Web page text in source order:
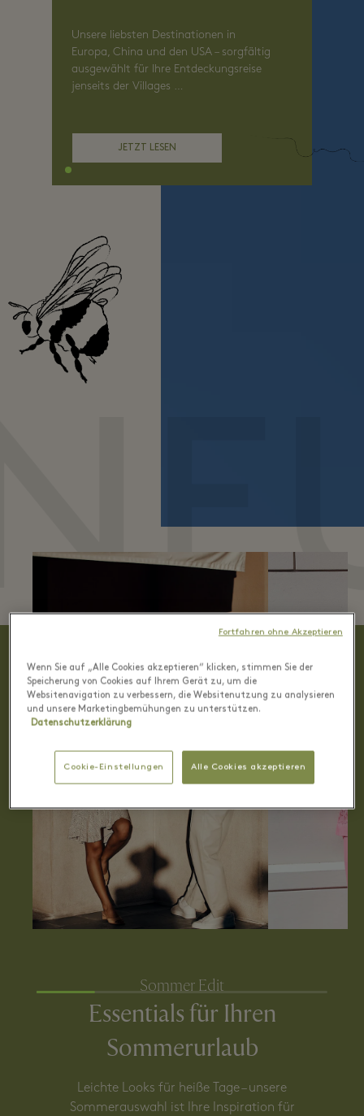
Unsere liebsten Destinationen in
Europa, China und den USA – sorgfältig
ausgewählt für Ihre Entdeckungsreise
jenseits der Villages …
JETZT LESEN
Sommer Edit
Essentials für Ihren
Sommerurlaub
Leichte Looks für heiße Tage – unsere
Sommerauswahl ist Ihre Inspiration für
Wenn Sie auf „Alle Cookies akzeptieren“ klicken, stimmen Sie der
Speicherung von Cookies auf Ihrem Gerät zu, um die
Websitenavigation zu verbessern, die Websitenutzung zu analysieren
und unsere Marketingbemühungen zu unterstützen.
Datenschutzerklärung
Cookie-Einstellungen Alle Cookies akzeptieren
Fortfahren ohne Akzeptieren